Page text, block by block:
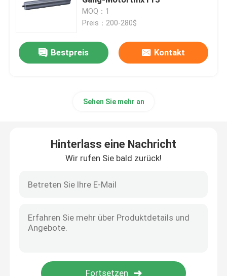
Elektromotorgetriebe
Bürsten-Gang-Motor
Elektrische Wechselstrommotoren
Elektrische DC-Motoren
BLDC-MOTOR
MOQ：1
Preis：200-280$
Bestpreis Kontakt
Sehen Sie mehr an
Hinterlass eine Nachricht
Wir rufen Sie bald zurück!